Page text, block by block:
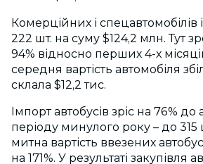
Комерційних і спецавтомобілів
222 шт. на суму $124,2 млн. Тут
94% відносно перших 4-х
середня вартість автомобіля
склала $12,2 тис.
Імпорт автобусів зріс на 76% до
періоду минулого року – до 315
митна вартість ввезених
на 171%. У результаті закупівля